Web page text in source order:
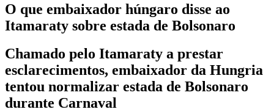
O que embaixador húngaro disse ao
Itamaraty sobre estada de Bolsonaro
Chamado pelo Itamaraty a prestar
esclarecimentos, embaixador da Hungria
tentou normalizar estada de Bolsonaro
durante Carnaval